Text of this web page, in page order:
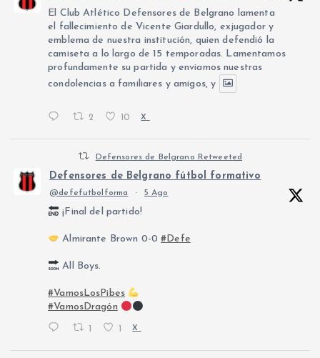
El Club Atlético Defensores de Belgrano lamenta
el fallecimiento de Vicente Giardullo, exjugador y
emblema de nuestra institución, quien defendió la
camiseta a lo largo de 15 temporadas. Lamentamos
profundamente su partida y enviamos nuestras
condolencias a familiares y amigos, y
2 10 X
Defensores de Belgrano Retweeted
Defensores de Belgrano fútbol formativo
@defefutbolforma · 5 Ago
¡Final del partido!
Almirante Brown 0-0#Defe
All Boys.
#VamosLosPibes
#VamosDragón
1 1 X